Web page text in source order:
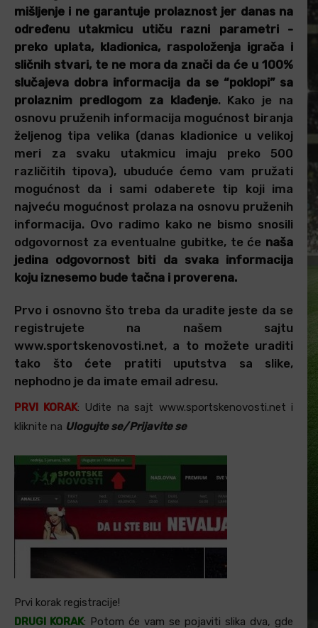
mišljenje i ne garantuje prolaznost jer danas na
određenu utakmicu utiču razni parametri -
preko uplata, kladionica, raspoloženja igrača i
sličnih stvari, te ne mora da znači da će u 100%
slučajeva dobra informacija da se “poklopi” sa
prolaznim predlogom za klađenje. Kako je na
osnovu pruženih informacija mogućnost biranja
željenog tipa velika (danas kladionice u velikoj
meri za svaku utakmicu imaju preko 500
različitih tipova), ubuduće ćemo vam pružati
mogućnost da i sami odaberete tip koji ima
najveću mogućnost prolaza na osnovu pruženih
informacija. Ovo radimo kako ne bismo snosili
odgovornost za eventualne gubitke, te će naša
jedina odgovornost biti da svaka informacija
koju iznesemo bude tačna i proverena.
Prvo i osnovno što treba da uradite jeste da se
registrujete na našem sajtu
www.sportskenovosti.net, a to možete uraditi
tako što ćete pratiti uputstva sa slike,
nephodno je da imate email adresu.
PRVI KORAK: Uđite na sajt www.sportskenovosti.net i
kliknite na Ulogujte se/Prijavite se
Prvi korak registracije!
DRUGI KORAK: Potom će vam se pojaviti slika dva, gde